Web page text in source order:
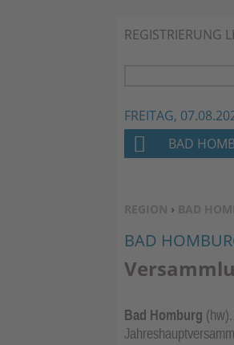
REGISTRIERUNG
FREITAG,
SIE BEFINDEN SICH
REGION › BAD
BAD
Bad Homburg
H
M
E
BAD